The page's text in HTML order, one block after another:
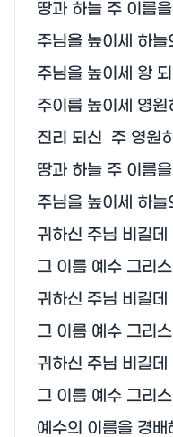
땅과 하늘 주 이름
주님을 높이세 하늘
주님을 높이세 왕
주이름 높이세 영원
진리 되신  주 영원
땅과 하늘 주 이름
주님을 높이세 하늘
귀하신 주님 비길데
그 이름 예수 그리
귀하신 주님 비길데
그 이름 예수 그리
귀하신 주님 비길데
그 이름 예수 그리
예수의 이름을 경